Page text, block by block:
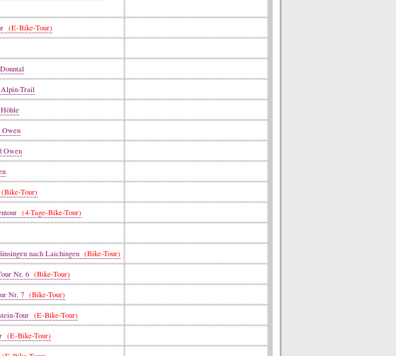
(E-Bike-Tour)
Alpin-Trail
Owen
Owen
(Bike-Tour)
(4-Tage-Bike-Tour)
nach Laichingen (Bike-Tour)
Nr. 6 (Bike-Tour)
Nr. 7 (Bike-Tour)
Tour (E-Bike-Tour)
(E-Bike-Tour)